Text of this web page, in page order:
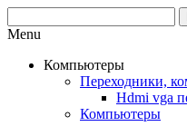
Menu
Компьютеры
Переходники,
Hdmi vga
Компьютеры